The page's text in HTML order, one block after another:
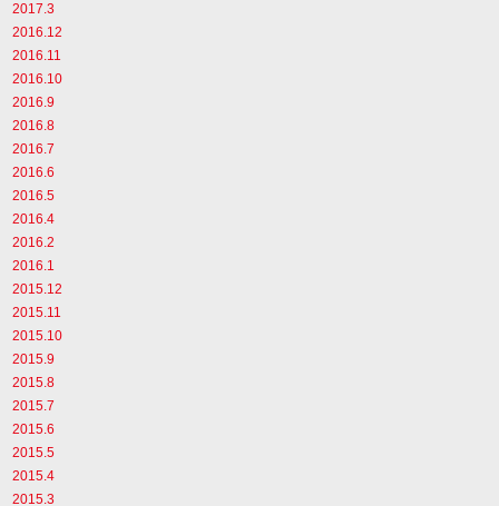
2017.3
2016.12
2016.11
2016.10
2016.9
2016.8
2016.7
2016.6
2016.5
2016.4
2016.2
2016.1
2015.12
2015.11
2015.10
2015.9
2015.8
2015.7
2015.6
2015.5
2015.4
2015.3